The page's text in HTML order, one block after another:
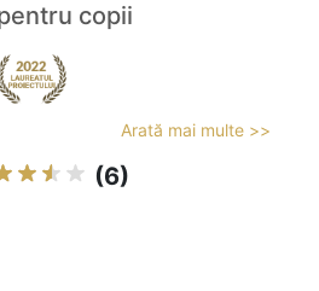
copii
Arată mai multe >>
(6)